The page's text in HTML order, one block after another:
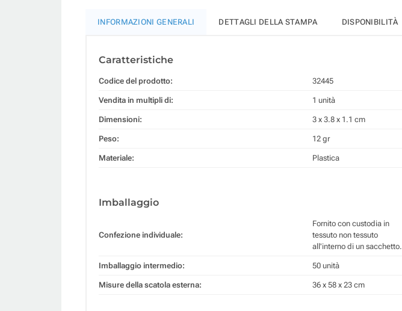
INFORMAZIONI GENERALI DETTAGLI DELLA STAMPA DISPONIBILITÀ
Caratteristiche
Codice del prodotto: 32445
Vendita in multipli di: 1 unità
Dimensioni: 3 x 3.8 x 1.1 cm
Peso: 12 gr
Materiale: Plastica
Imballaggio
Confezione individuale:
Fornito con custodia in
tessuto non tessuto
all'interno di un sacchetto.
Imballaggio intermedio: 50 unità
Misure della scatola esterna: 36 x 58 x 23 cm